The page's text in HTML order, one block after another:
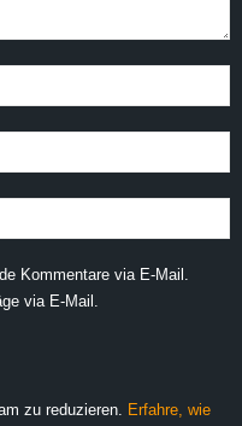
Kommentare via E-Mail.
via E-Mail.
zu reduzieren. Erfahre, wie